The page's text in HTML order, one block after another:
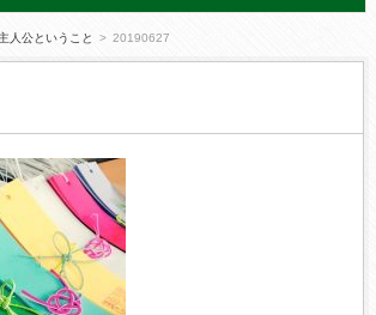
人公ということ > 20190627